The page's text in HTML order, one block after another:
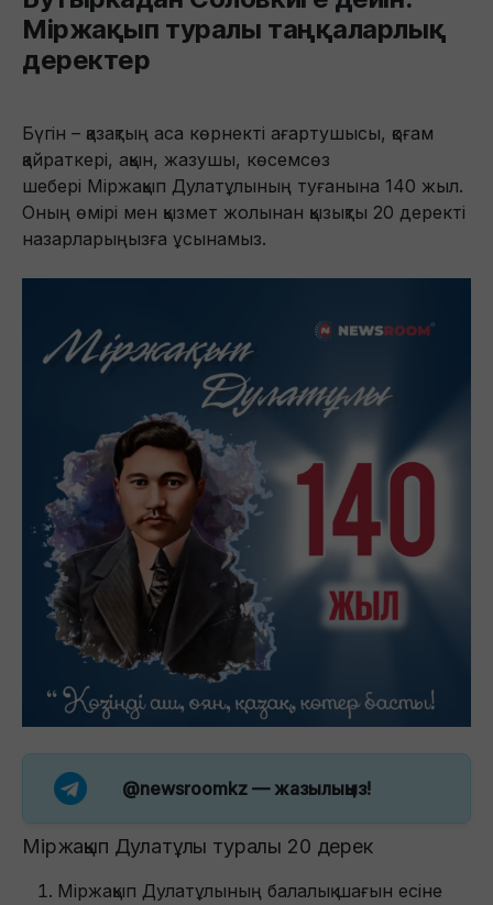
Міржақып туралы таңқаларлық
деректер
Бүгін – қазақтың аса көрнекті ағартушысы, қоғам
қайраткері, ақын, жазушы, көсемсөз
шебері Міржақып Дулатұлының туғанына 140 жыл.
Оның өмірі мен қызмет жолынан қызықты 20 деректі
назарларыңызға ұсынамыз.
@newsroomkz — жазылыңыз!
Міржақып Дулатұлы туралы 20 дерек
Міржақып Дулатұлының балалық шағын есіне